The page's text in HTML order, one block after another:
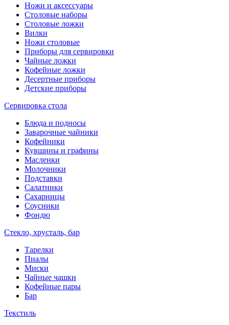
Ножи и аксессуары
Столовые наборы
Столовые ложки
Вилки
Ножи столовые
Приборы для сервировки
Чайные ложки
Кофейные ложки
Десертные приборы
Детские приборы
Сервировка стола
Блюда и подносы
Заварочные чайники
Кофейники
Кувшины и графины
Масленки
Молочники
Подставки
Салатники
Сахарницы
Соусники
Фондю
Стекло, хрусталь, бар
Тарелки
Пиалы
Миски
Чайные чашки
Кофейные пары
Бар
Текстиль